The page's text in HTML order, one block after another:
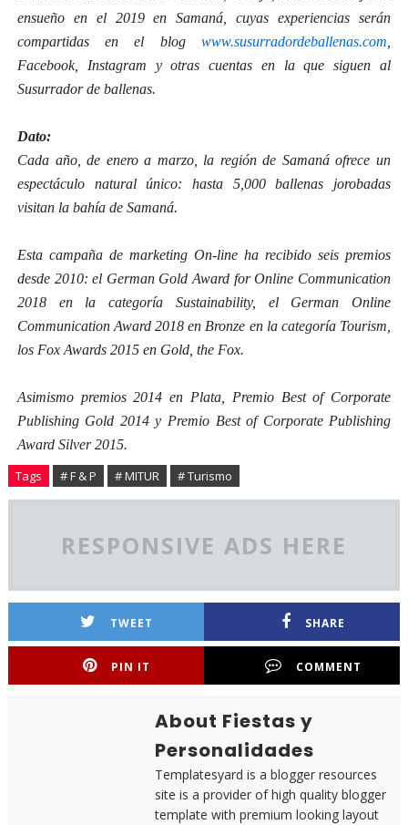
ensueño en el 2019 en Samaná, cuyas experiencias serán
compartidas en el blogwww.susurradordeballenas.com
Facebook, Instagram y otras cuentas en la que siguen al
Susurrador de ballenas.
Dato:
Cada año, de enero a marzo, la región de Samaná ofrece un
espectáculo natural único: hasta 5,000 ballenas jorobadas
visitan la bahía de Samaná.
Esta campaña de marketing On-line ha recibido seis premios
desde 2010: el German Gold Award for Online Communication
2018 en la categoría Sustainability, el German Online
Communication Award 2018 en Bronze en la categoría Tourism,
los Fox Awards 2015 en Gold, the Fox.
Asimismo premios 2014 en Plata, Premio Best of Corporate
Publishing Gold 2014 y Premio Best of Corporate Publishing
Award Silver 2015.
Tags # F & P # MITUR # Turismo
RESPONSIVE ADS HERE
TWEET SHARE
PIN IT COMMENT
About Fiestas y
Personalidades
Templatesyard is a blogger resources
site is a provider of high quality blogger
template with premium looking layout